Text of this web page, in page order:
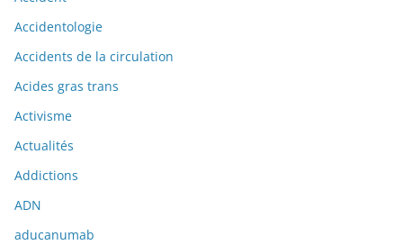
Accidentologie
Accidents de la circulation
Acides gras trans
Activisme
Actualités
Addictions
ADN
aducanumab